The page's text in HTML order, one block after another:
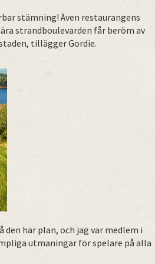
stämning! Även restaurangens
strandboulevarden får beröm av
tillägger Gordie.
här plan, och jag var medlem i
utmaningar för spelare på alla